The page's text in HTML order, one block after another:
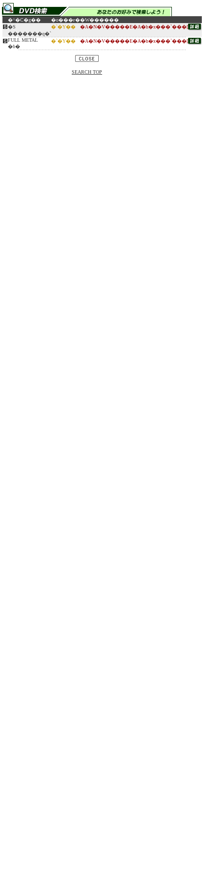
�^�C�g�� �o���ғ��W������
�S
�������q�`
�`�Y�� �A�N�V�����E�A�h�x���`���[
FULL METAL
�ɓ�
�`�Y�� �A�N�V�����E�A�h�x���`���[
SEARCH TOP